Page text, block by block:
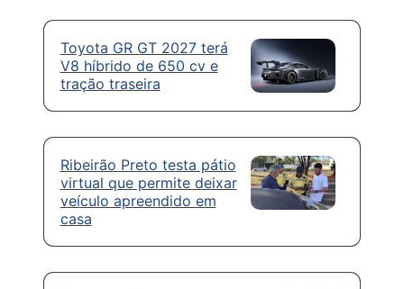
Toyota GR GT 2027 terá
V8 híbrido de 650 cv e
tração traseira
Ribeirão Preto testa pátio
virtual que permite deixar
veículo apreendido em
casa